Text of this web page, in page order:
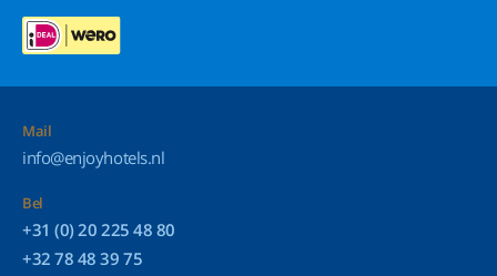
Mail
info@enjoyhotels.nl
Bel
+31 (0) 20 225 48 80
+32 78 48 39 75